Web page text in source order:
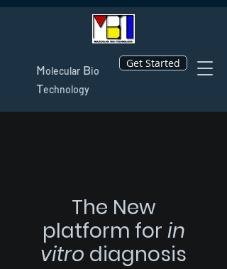
Molecular Bio
Technology
Get Started
The New
platform for in
vitro diagnosis